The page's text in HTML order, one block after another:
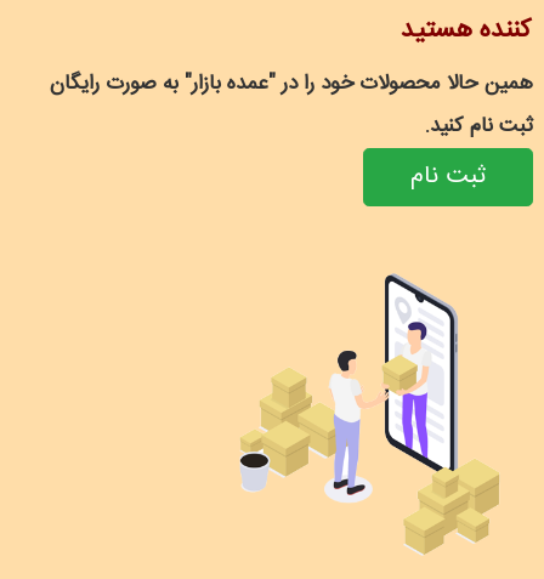
کننده هستید
همین حالا محصولات خود را در "عمده بازار" به صورت رایگان
ثبت نام کنید.
ثبت نام